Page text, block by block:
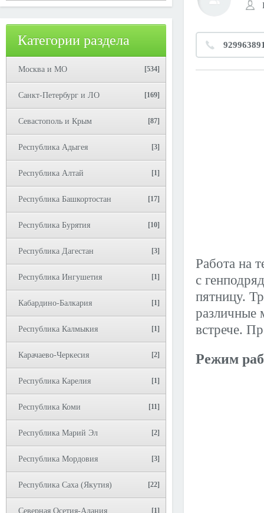
Категории раздела
Москва и МО [534]
Санкт-Петербург и ЛО [169]
Севастополь и Крым [87]
Республика Адыгея [3]
Республика Алтай [1]
Республика Башкортостан [17]
Республика Бурятия [10]
Республика Дагестан [3]
Республика Ингушетия [1]
Кабардино-Балкария [1]
Республика Калмыкия [1]
Карачаево-Черкесия [2]
Республика Карелия [1]
Республика Коми [11]
Республика Марий Эл [2]
Республика Мордовия [3]
Республика Саха (Якутия) [22]
Северная Осетия-Алания [1]
Работа на
с
пятницу.
различные
встрече.
Режим